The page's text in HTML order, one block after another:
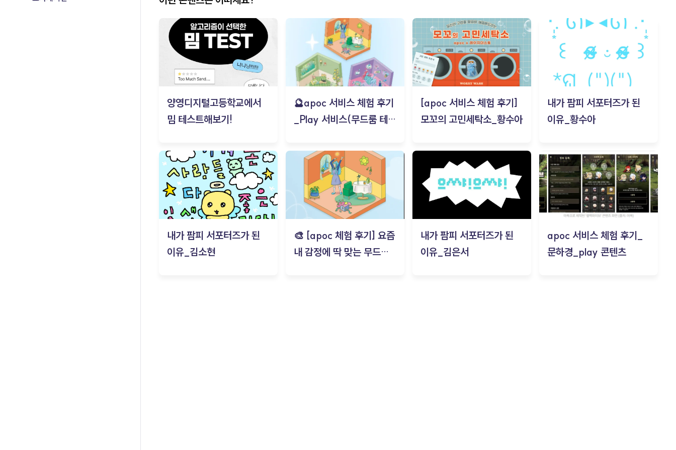
양영디지털고등학교에서
밈 테스트해보기!
🔮apoc 서비스 체험 후기
_Play 서비스(무드룸 테스
[apoc 서비스 체험 후기]
모꼬의 고민세탁소_황수아
내가 팜피 서포터즈가 된
이유_황수아
내가 팜피 서포터즈가 된
이유_김소현
🎨 [apoc 체험 후기] 요즘
내 감정에 딱 맞는 무드룸
내가 팜피 서포터즈가 된
이유_김은서
apoc 서비스 체험 후기_
문하경_play 콘텐츠